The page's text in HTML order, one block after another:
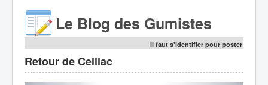
RANDONNÉE SPORTIVE
Le Blog des Gumistes
Il faut s'identifier pour poster
Retour de Ceillac